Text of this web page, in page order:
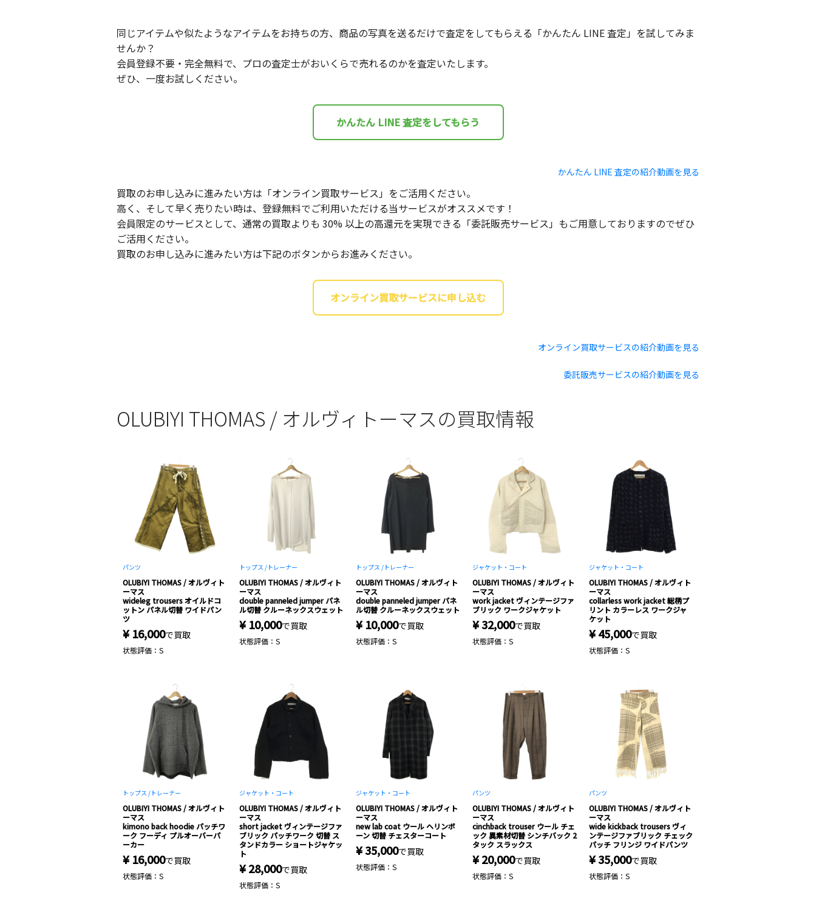
同じアイテムや似たようなアイテムをお持ちの方、商品の写真を送るだけで査定をしてもらえる「かんたん LINE 査定」を試してみま
せんか？
会員登録不要・完全無料で、プロの査定士がおいくらで売れるのかを査定いたします。
ぜひ、一度お試しください。
かんたん LINE 査定をしてもらう
かんたん LINE 査定の紹介動画を見る
買取のお申し込みに進みたい方は「オンライン買取サービス」をご活用ください。
高く、そして早く売りたい時は、登録無料でご利用いただける当サービスがオススメです！
会員限定のサービスとして、通常の買取よりも 30% 以上の高還元を実現できる「委託販売サービス」もご用意しておりますのでぜひ
ご活用ください。
買取のお申し込みに進みたい方は下記のボタンからお進みください。
オンライン買取サービスに申し込む
オンライン買取サービスの紹介動画を見る
委託販売サービスの紹介動画を見る
OLUBIYI THOMAS / オルヴィトーマスの買取情報
パンツ
OLUBIYI THOMAS / オルヴィト
ーマス
wideleg trousers オイルドコ
ットン パネル切替 ワイドパン
ツ
¥ 16,000で買取
状態評価：S
トップス / トレーナー
OLUBIYI THOMAS / オルヴィト
ーマス
double panneled jumper パネ
ル切替 クルーネックスウェット
¥ 10,000で買取
状態評価：S
トップス / トレーナー
OLUBIYI THOMAS / オルヴィト
ーマス
double panneled jumper パネ
ル切替 クルーネックスウェット
¥ 10,000で買取
状態評価：S
ジャケット・コート
OLUBIYI THOMAS / オルヴィト
ーマス
work jacket ヴィンテージファ
ブリック ワークジャケット
¥ 32,000で買取
状態評価：S
ジャケット・コート
OLUBIYI THOMAS / オルヴィト
ーマス
collarless work jacket 総柄プ
リント カラーレス ワークジャ
ケット
¥ 45,000で買取
状態評価：S
トップス / トレーナー
OLUBIYI THOMAS / オルヴィト
ーマス
kimono back hoodie パッチワ
ーク フーディ プルオーバーパ
ーカー
¥ 16,000で買取
状態評価：S
ジャケット・コート
OLUBIYI THOMAS / オルヴィト
ーマス
short jacket ヴィンテージファ
ブリック パッチワーク 切替 ス
タンドカラー ショートジャケッ
ト
¥ 28,000で買取
状態評価：S
ジャケット・コート
OLUBIYI THOMAS / オルヴィト
ーマス
new lab coat ウール ヘリンボ
ーン 切替 チェスターコート
¥ 35,000で買取
状態評価：S
パンツ
OLUBIYI THOMAS / オルヴィト
ーマス
cinchback trouser ウール チェ
ック 異素材切替 シンチバック 2
タック スラックス
¥ 20,000で買取
状態評価：S
パンツ
OLUBIYI THOMAS / オルヴィト
ーマス
wide kickback trousers ヴィ
ンテージファブリック チェック
パッチ フリンジ ワイドパンツ
¥ 35,000で買取
状態評価：S